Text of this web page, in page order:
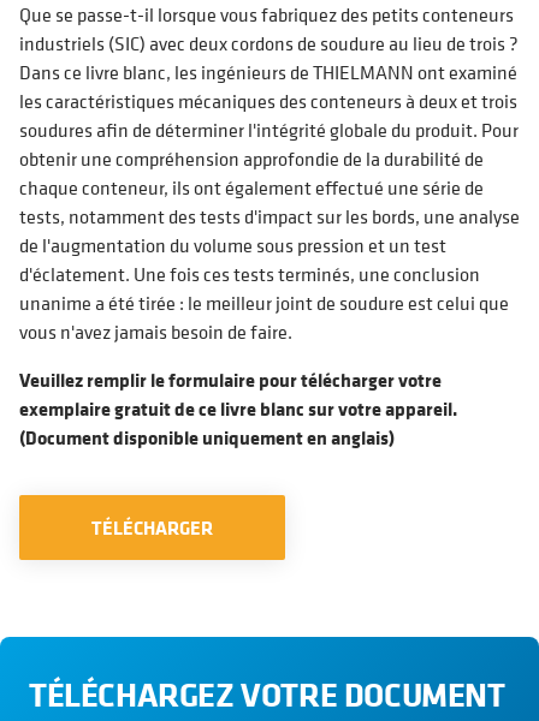
Que se passe-t-il lorsque vous fabriquez des petits conteneurs
industriels (SIC) avec deux cordons de soudure au lieu de trois ?
Dans ce livre blanc, les ingénieurs de THIELMANN ont examiné
les caractéristiques mécaniques des conteneurs à deux et trois
soudures afin de déterminer l'intégrité globale du produit. Pour
obtenir une compréhension approfondie de la durabilité de
chaque conteneur, ils ont également effectué une série de
tests, notamment des tests d'impact sur les bords, une analyse
de l'augmentation du volume sous pression et un test
d'éclatement. Une fois ces tests terminés, une conclusion
unanime a été tirée : le meilleur joint de soudure est celui que
vous n'avez jamais besoin de faire.
Veuillez remplir le formulaire pour télécharger votre
exemplaire gratuit de ce livre blanc sur votre appareil.
(Document disponible uniquement en anglais)
TÉLÉCHARGER
TÉLÉCHARGEZ VOTRE DOCUMENT